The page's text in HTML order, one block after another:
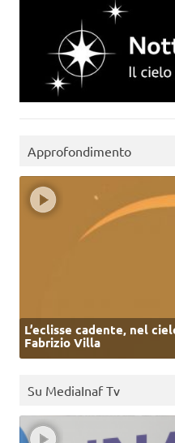
Approfondimento
L’eclisse cadente, nel
Fabrizio Villa
Su MediaInaf Tv